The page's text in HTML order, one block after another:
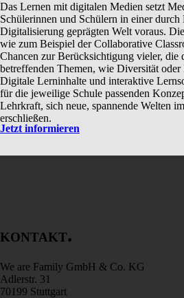
Das Lernen mit digitalen Medien setzt
Schülerinnen und Schülern in einer
Digitalisierung geprägten Welt voraus.
wie zum Beispiel der Collaborative
Chancen zur Berücksichtigung vieler, die
betreffenden Themen, wie Diversität
Digitale Lerninhalte und interaktive
für die jeweilige Schule passenden
Lehrkraft, sich neue, spannende Welten
erschließen.
Jetzt informieren
KONTAKT.
We are Family GmbH & Co. KG
Adlerstr. 31
70199 Stuttgart